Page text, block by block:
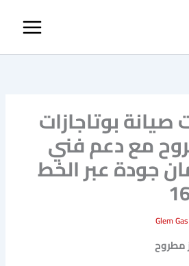
بوتاجازات
مع دعم فني
جودة عبر الخط
Glem
مطروح